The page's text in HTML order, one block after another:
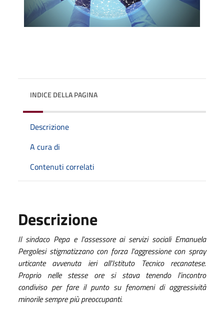
INDICE DELLA PAGINA
Descrizione
A cura di
Contenuti correlati
Descrizione
Il sindaco Pepa e l’assessore ai servizi sociali Emanuela
Pergolesi stigmatizzano con forza l’aggressione con spray
urticante avvenuta ieri all’Istituto Tecnico recanatese.
Proprio nelle stesse ore si stava tenendo l’incontro
condiviso per fare il punto su fenomeni di aggressività
minorile sempre più preoccupanti.